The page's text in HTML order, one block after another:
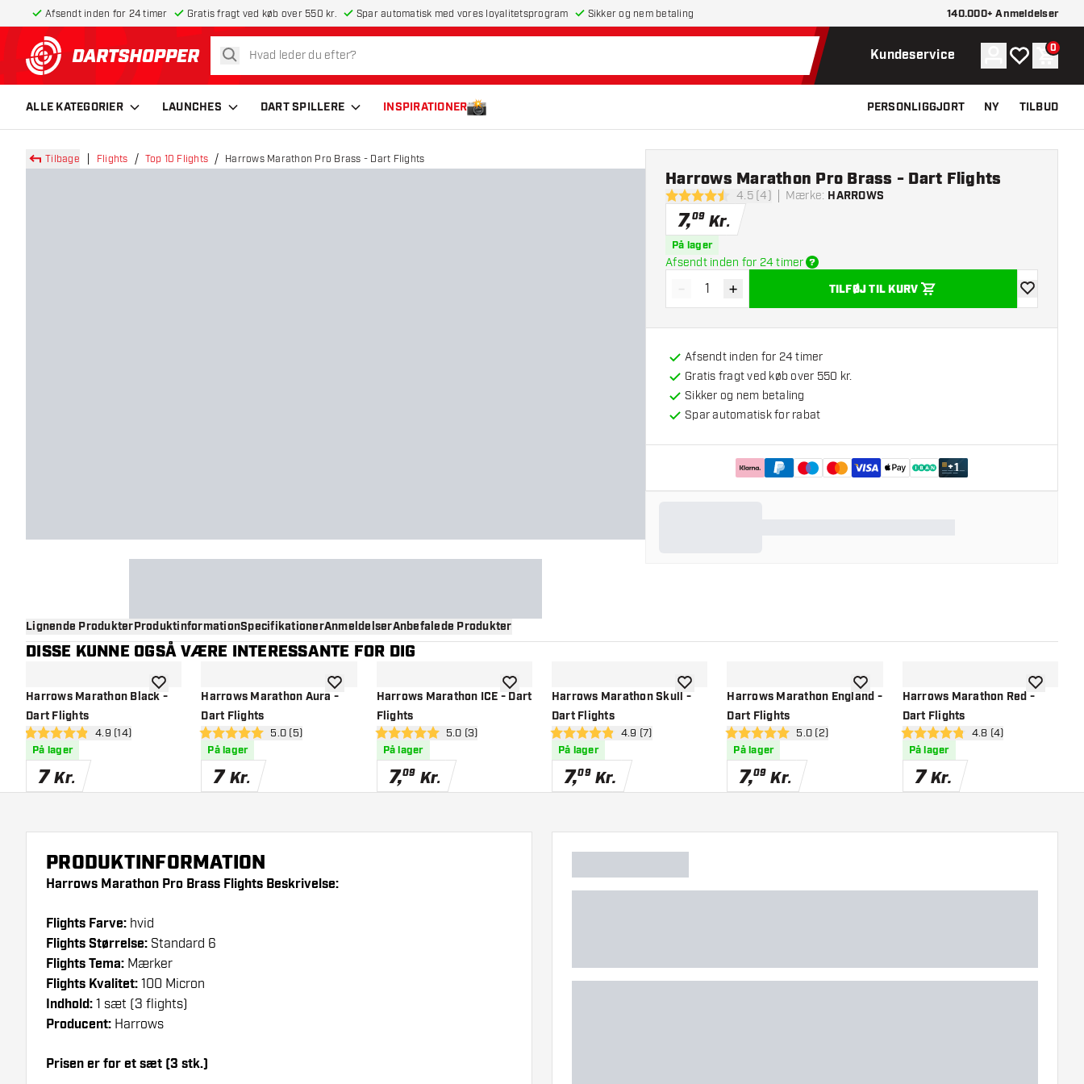
Afsendt inden for 24 timer Gratis fragt ved køb over 550 kr. Spar automatisk med vores loyalitetsprogram Sikker og nem betaling 140.000+ Anmeldelser
tilbage til forsiden
søg Kundeservice Konto
Min 0
ALLE KATEGORIER LAUNCHES DART SPILLERE INSPIRATIONER PERSONLIGGJORT NY TILBUD
Tilbage Flights Top 10 Flights Harrows Marathon Pro Brass - Dart Flights
4.5 bedømmelsesstjerner
4.5 (4) Mærke: HARROWS
Harrows Marathon Pro Brass - Dart Flights
7,09 Kr.
På lager
Afsendt inden for 24 timer
Reducér antal
- Øg antal
+ TILFØJ TIL KURV
tilføje til
Afsendt inden for 24 timer
Gratis fragt ved køb over 550 kr.
Sikker og nem betaling
Spar automatisk for rabat
+1
Lignende ProdukterProduktinformationSpecifikationerAnmeldelserAnbefalede Produkter
DISSE KUNNE OGSÅ VÆRE INTERESSANTE FOR DIG
Harrows Marathon Black -
Dart Flights
åbn anmeldelsespanel
4.9 bedømmelsesstjerner
4.9 (14)
På lager
7 Kr.
tilføje til ønskelisteHarrows Marathon Aura -
Dart Flights
åbn anmeldelsespanel
5 bedømmelsesstjerner
5.0 (5)
På lager
7 Kr.
tilføje til ønskelisteHarrows Marathon ICE - Dart
Flights
åbn anmeldelsespanel
5 bedømmelsesstjerner
5.0 (3)
På lager
7,09 Kr.
tilføje til ønskelisteHarrows Marathon Skull -
Dart Flights
åbn anmeldelsespanel
4.9 bedømmelsesstjerner
4.9 (7)
På lager
7,09 Kr.
tilføje til ønskelisteHarrows Marathon England -
Dart Flights
åbn anmeldelsespanel
5 bedømmelsesstjerner
5.0 (2)
På lager
7,09 Kr.
tilføje til ønskelisteHarrows Marathon Red -
Dart Flights
åbn anmeldelsespanel
4.8 bedømmelsesstjerner
4.8 (4)
På lager
7 Kr.
tilføje til
PRODUKTINFORMATION
Harrows Marathon Pro Brass Flights Beskrivelse:
Flights Farve: hvid
Flights Størrelse: Standard 6
Flights Tema: Mærker
Flights Kvalitet: 100 Micron
Indhold: 1 sæt (3 flights)
Producent: Harrows
Prisen er for et sæt (3 stk.)